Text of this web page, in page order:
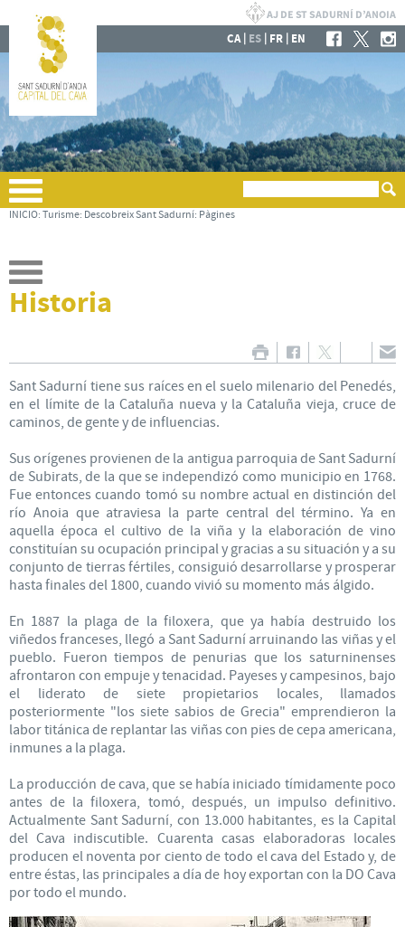
CA| ES | FR | EN
INICIO: Turisme: Descobreix Sant Sadurní: Pàgines
Historia
Sant Sadurní tiene sus raíces en el suelo milenario del Penedés,
en el límite de la Cataluña nueva y la Cataluña vieja, cruce de
caminos, de gente y de influencias.
Sus orígenes provienen de la antigua parroquia de Sant Sadurní
de Subirats, de la que se independizó como municipio en 1768.
Fue entonces cuando tomó su nombre actual en distinción del
río Anoia que atraviesa la parte central del término. Ya en
aquella época el cultivo de la viña y la elaboración de vino
constituían su ocupación principal y gracias a su situación y a su
conjunto de tierras fértiles, consiguió desarrollarse y prosperar
hasta finales del 1800, cuando vivió su momento más álgido.
En 1887 la plaga de la filoxera, que ya había destruido los
viñedos franceses, llegó a Sant Sadurní arruinando las viñas y el
pueblo. Fueron tiempos de penurias que los saturninenses
afrontaron con empuje y tenacidad. Payeses y campesinos, bajo
el liderato de siete propietarios locales, llamados
posteriormente "los siete sabios de Grecia" emprendieron la
labor titánica de replantar las viñas con pies de cepa americana,
inmunes a la plaga.
La producción de cava, que se había iniciado tímidamente poco
antes de la filoxera, tomó, después, un impulso definitivo.
Actualmente Sant Sadurní, con 13.000 habitantes, es la Capital
del Cava indiscutible. Cuarenta casas elaboradoras locales
producen el noventa por ciento de todo el cava del Estado y, de
entre éstas, las principales a día de hoy exportan con la DO Cava
por todo el mundo.